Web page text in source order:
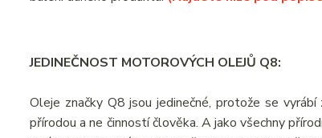
JEDINEČNOST MOTOROVÝCH OLEJŮ Q8:
Oleje značky Q8 jsou jedinečné, protože se
přírodou a ne činností člověka. A jako všechny